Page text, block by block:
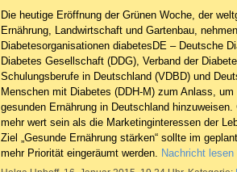
Die heutige Eröffnung der Grünen Woche, der
Ernährung, Landwirtschaft und Gartenbau,
Diabetesorganisationen diabetesDE – Deutsche
Diabetes Gesellschaft (DDG), Verband der
Schulungsberufe in Deutschland (VDBD) und
Menschen mit Diabetes (DDH-M) zum Anlass,
gesunden Ernährung in Deutschland
mehr wert sein als die Marketinginteressen der
Ziel „Gesunde Ernährung stärken“ sollte im
mehr Priorität eingeräumt werden. Nachricht lesen